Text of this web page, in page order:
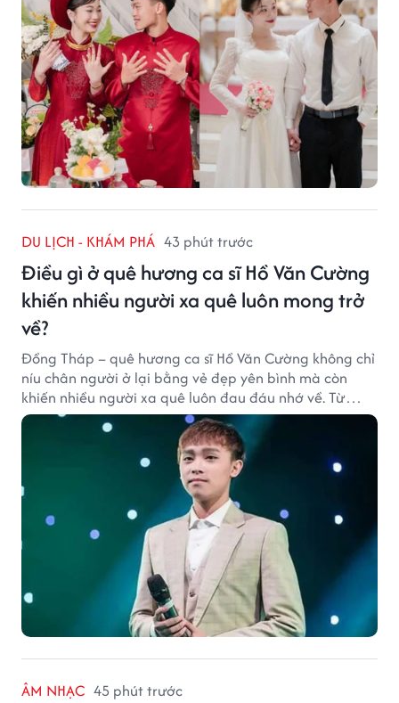
DU LỊCH - KHÁM PHÁ 43 phút trước
Điều gì ở quê hương ca sĩ Hồ Văn Cường
khiến nhiều người xa quê luôn mong trở
về?
Đồng Tháp – quê hương ca sĩ Hồ Văn Cường không chỉ
níu chân người ở lại bằng vẻ đẹp yên bình mà còn
khiến nhiều người xa quê luôn đau đáu nhớ về. Từ
cảnh sắc, ẩm thực đến tình người mộc mạc, tất cả tạo
nên sức hút rất riêng của vùng đất sen hồng.
ÂM NHẠC 45 phút trước